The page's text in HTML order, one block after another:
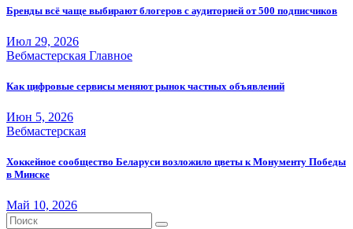
Бренды всё чаще выбирают блогеров с аудиторией от 500 подписчиков
Июл 29, 2026
Вебмастерская Главное
Как цифровые сервисы меняют рынок частных объявлений
Июн 5, 2026
Вебмастерская
Хоккейное сообщество Беларуси возложило цветы к Монументу Победы
в Минске
Май 10, 2026